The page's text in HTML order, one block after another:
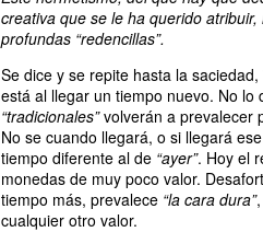
creativa que se le ha querido
profundas “redencillas”.
Se dice y se repite hasta la
está al llegar un tiempo nuevo. No
“tradicionales”volverán a prevalecer
No se cuando llegará, o si llegará
tiempo diferente al de “ayer”. Hoy el
monedas de muy poco valor.
tiempo más, prevalece “la cara dura”
cualquier otro valor.